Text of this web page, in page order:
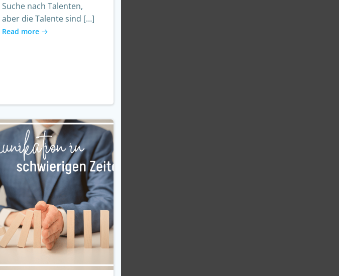
Suche nach Talenten,
aber die Talente sind […]
Read more